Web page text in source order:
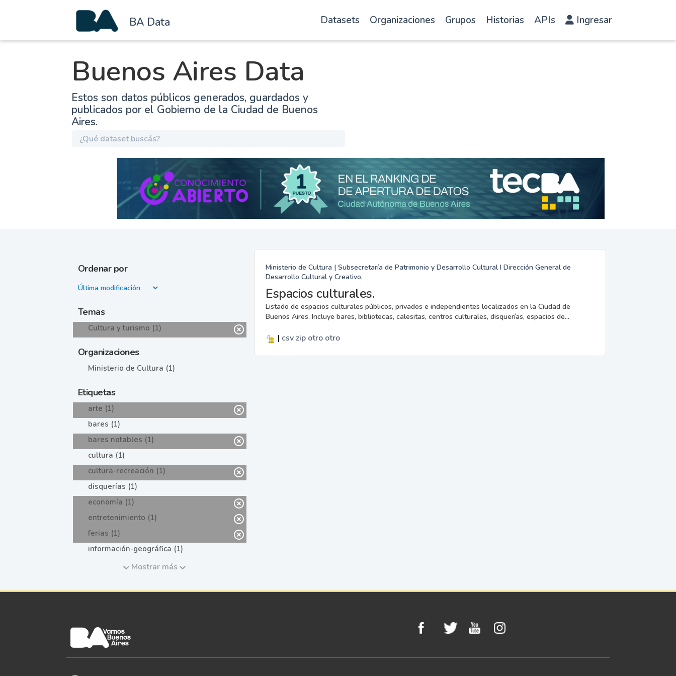
BA Data Datasets Organizaciones Grupos Historias APIs Ingresar
Buenos Aires Data
Estos son datos públicos generados, guardados y
publicados por el Gobierno de la Ciudad de Buenos
Aires.
Ordenar por
Temas
Cultura y turismo (1)
Organizaciones
Ministerio de Cultura (1)
Etiquetas
arte (1)
bares (1)
bares notables (1)
cultura (1)
cultura-recreación (1)
disquerías (1)
economía (1)
entretenimiento (1)
ferias (1)
información-geográfica (1)
Mostrar más
Ministerio de Cultura | Subsecretaría de Patrimonio y Desarrollo Cultural I Dirección General de
Desarrollo Cultural y Creativo.
Espacios culturales.
Listado de espacios culturales públicos, privados e independientes localizados en la Ciudad de
Buenos Aires. Incluye bares, bibliotecas, calesitas, centros culturales, disquerías, espacios de...
| csvzip otro otro